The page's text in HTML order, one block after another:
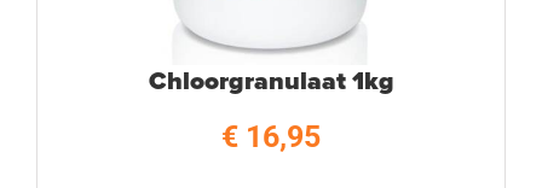
Chloorgranulaat 1kg
€ 16,95